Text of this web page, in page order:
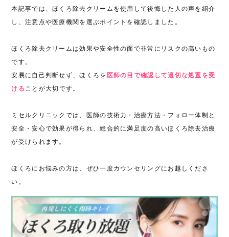
本記事では、ほくろ除去クリームを使用して後悔した人の声を紹介
し、注意点や医療機関を選ぶポイントを確認しました。
ほくろ除去クリームは効果や安全性の面で非常にリスクの高いもの
です。
安易に自己判断せず、ほくろを 医師の目で確認して適切な処置を受
ける ことが大切です。
ミセルクリニックでは、医師の技術力・治療方法・フォロー体制と
安全・安心で効果が得られ、総合的に満足度の高いほくろ除去治療
が受けられます。
ほくろにお悩みの方は、ぜひ一度カウンセリングにお越しくださ
い。